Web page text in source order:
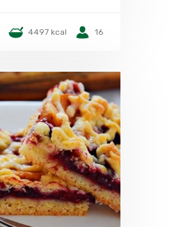
4497 kcal 16